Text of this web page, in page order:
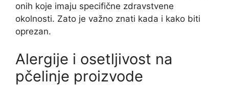
onih koje imaju specifične zdravstvene
okolnosti. Zato je važno znati kada i kako biti
oprezan.
Alergije i osetljivost na
pčelinje proizvode